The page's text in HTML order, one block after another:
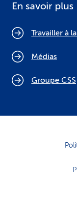
En savoir plus
Travailler à
Médias
Groupe CSS